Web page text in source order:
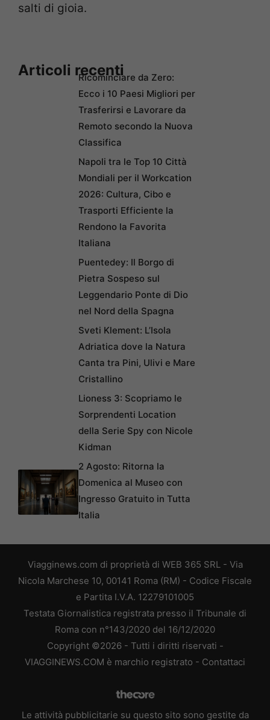
salti di gioia.
Articoli recentiRicominciare da Zero:
Ecco i 10 Paesi Migliori per
Trasferirsi e Lavorare da
Remoto secondo la Nuova
Classifica
Napoli tra le Top 10 Città
Mondiali per il Workcation
2026: Cultura, Cibo e
Trasporti Efficiente la
Rendono la Favorita
Italiana
Puentedey: Il Borgo di
Pietra Sospeso sul
Leggendario Ponte di Dio
nel Nord della Spagna
Sveti Klement: L’Isola
Adriatica dove la Natura
Canta tra Pini, Ulivi e Mare
Cristallino
Lioness 3: Scopriamo le
Sorprendenti Location
della Serie Spy con Nicole
Kidman
2 Agosto: Ritorna la
Domenica al Museo con
Ingresso Gratuito in Tutta
Italia
Viagginews.com di proprietà di WEB 365 SRL - Via
Nicola Marchese 10, 00141 Roma (RM) - Codice Fiscale
e Partita I.V.A. 12279101005
Testata Giornalistica registrata presso il Tribunale di
Roma con n°143/2020 del 16/12/2020
Copyright ©2026 - Tutti i diritti riservati -
VIAGGINEWS.COM è marchio registrato - Contattaci
Le attività pubblicitarie su questo sito sono gestite da